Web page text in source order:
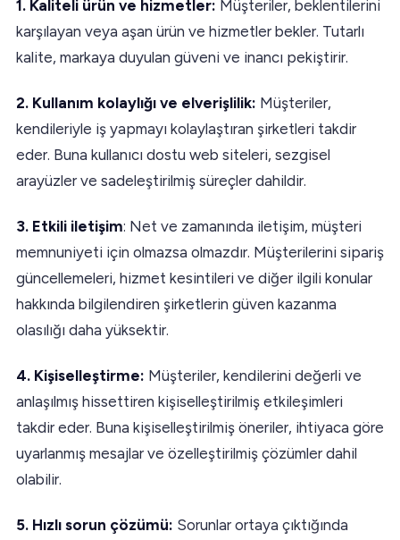
1. Kaliteli ürün ve hizmetler: Müşteriler, beklentilerini
karşılayan veya aşan ürün ve hizmetler bekler. Tutarlı
kalite, markaya duyulan güveni ve inancı pekiştirir.
2. Kullanım kolaylığı ve elverişlilik: Müşteriler,
kendileriyle iş yapmayı kolaylaştıran şirketleri takdir
eder. Buna kullanıcı dostu web siteleri, sezgisel
arayüzler ve sadeleştirilmiş süreçler dahildir.
3. Etkili iletişim: Net ve zamanında iletişim, müşteri
memnuniyeti için olmazsa olmazdır. Müşterilerini sipariş
güncellemeleri, hizmet kesintileri ve diğer ilgili konular
hakkında bilgilendiren şirketlerin güven kazanma
olasılığı daha yüksektir.
4. Kişiselleştirme: Müşteriler, kendilerini değerli ve
anlaşılmış hissettiren kişiselleştirilmiş etkileşimleri
takdir eder. Buna kişiselleştirilmiş öneriler, ihtiyaca göre
uyarlanmış mesajlar ve özelleştirilmiş çözümler dahil
olabilir.
5. Hızlı sorun çözümü: Sorunlar ortaya çıktığında